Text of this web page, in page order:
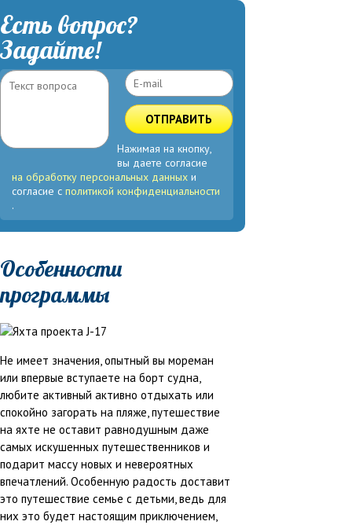
Есть вопрос?
Задайте!
ОТПРАВИТЬ
Нажимая на кнопку,
вы даете согласие
на обработку персональных данных и
согласие с политикой конфиденциальности
.
Особенности
программы
Не имеет значения, опытный вы мореман
или впервые вступаете на борт судна,
любите активный активно отдыхать или
спокойно загорать на пляже, путешествие
на яхте не оставит равнодушным даже
самых искушенных путешественников и
подарит массу новых и невероятных
впечатлений. Особенную радость доставит
это путешествие семье с детьми, ведь для
них это будет настоящим приключением,